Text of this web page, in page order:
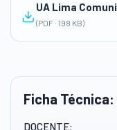
Ficha Técnica:
DOCENTE:
UA Lima
(PDF · 198 KB)